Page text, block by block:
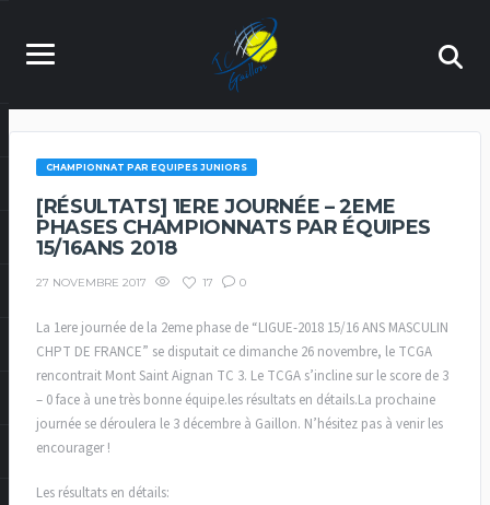
CHAMPIONNAT PAR EQUIPES JUNIORS
[RÉSULTATS] 1ERE JOURNÉE – 2EME
PHASES CHAMPIONNATS PAR ÉQUIPES
15/16ANS 2018
27 NOVEMBRE 2017 17 0
La 1ere journée de la 2eme phase de “LIGUE-2018 15/16 ANS MASCULIN
CHPT DE FRANCE” se disputait ce dimanche 26 novembre, le TCGA
rencontrait Mont Saint Aignan TC 3. Le TCGA s’incline sur le score de 3
– 0 face à une très bonne équipe.les résultats en détails.La prochaine
journée se déroulera le 3 décembre à Gaillon. N’hésitez pas à venir les
encourager !
Les résultats en détails: